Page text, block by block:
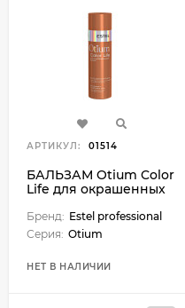
АРТИКУЛ: 01514
БАЛЬЗАМ Otium Color
Life для окрашенных
Бренд: Estel professional
Серия: Otium
НЕТ В НАЛИЧИИ